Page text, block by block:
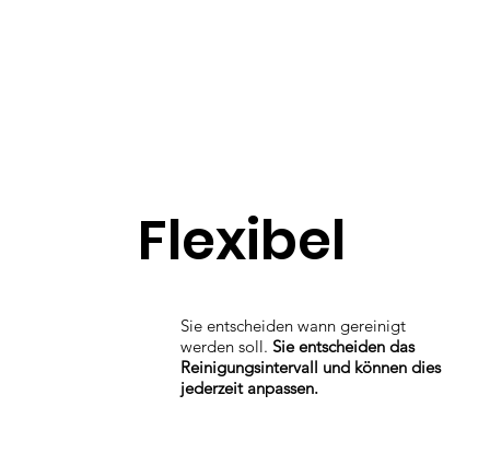
Flexibel
Sie entscheiden wann gereinigt
werden soll. Sie entscheiden das
Reinigungsintervall und können dies
jederzeit anpassen.